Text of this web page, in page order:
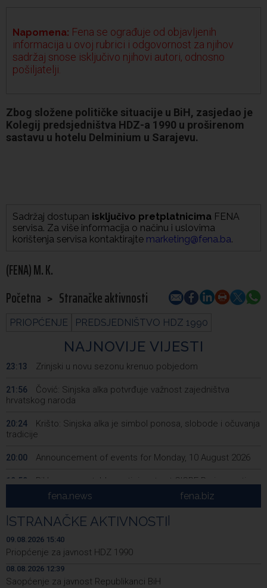
Napomena: Fena se ograđuje od objavljenih
informacija u ovoj rubrici i odgovornost za njihov
sadržaj snose isključivo njihovi autori, odnosno
pošiljatelji.
Zbog složene političke situacije u BiH, zasjedao je
Kolegij predsjedništva HDZ-a 1990 u proširenom
sastavu u hotelu Delminium u Sarajevu.
Sadržaj dostupan isključivo pretplatnicima FENA
servisa. Za više informacija o načinu i uslovima
korištenja servisa kontaktirajte marketing@fena.ba.
(FENA) M. K.
Početna > Stranačke aktivnosti
PRIOPĆENJE PREDSJEDNIŠTVO HDZ 1990
NAJNOVIJE VIJESTI
23:13 Zrinjski u novu sezonu krenuo pobjedom
21:56
Čović: Sinjska alka potvrđuje važnost zajedništva
hrvatskog naroda
20:24
Krišto: Sinjska alka je simbol ponosa, slobode i očuvanja
tradicije
20:00 Announcement of events for Monday, 10 August 2026
19:50
BiH among notable participants at CIGRE Paris meeting,
with AI and energy transition in focus
19:35 Bentbaša Cliff Diving 2026 held in Sarajevo
19:20
FBiH lacks consolidated data on withdrawn and
destroyed meat, 40 violations found
19:00 Najave događaja za 10. 8. 2026. godine (ponedjeljak)
fena.news fena.biz
STRANAČKE AKTIVNOSTI
09.08.2026 15:40
Priopćenje za javnost HDZ 1990
08.08.2026 12:39
Saopćenje za javnost Republikanci BiH